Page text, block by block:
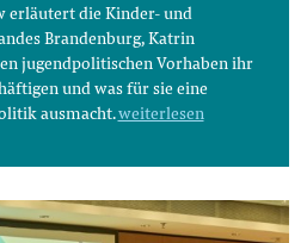
erläutert die Kinder- und
Brandenburg, Katrin
jugendpolitischen Vorhaben ihr
und was für sie eine
ausmacht.weiterlesen